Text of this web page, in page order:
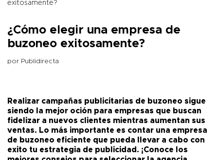
exitosamente?
¿Cómo elegir una empresa de
buzoneo exitosamente?
por Publidirecta
Realizar campañas publicitarias de buzoneo sigue
siendo la mejor oción para empresas que buscan
fidelizar a nuevos clientes mientras aumentan sus
ventas. Lo más importante es contar una empresa
de buzoneo eficiente que pueda llevar a cabo con
exito tu estrategia de publicidad. ¡Conoce los